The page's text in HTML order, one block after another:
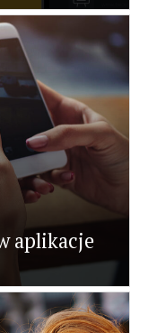
aplikacje